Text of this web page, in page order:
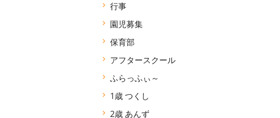
行事
園児募集
保育部
アフタースクール
ふらっふぃ～
1歳 つくし
2歳 あんず